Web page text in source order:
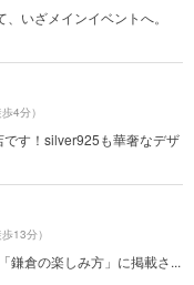
いざメインイベントへ。
歩4分）
す！silver925も華奢なデザ
歩13分）
鎌倉の楽しみ方」に掲載さ...